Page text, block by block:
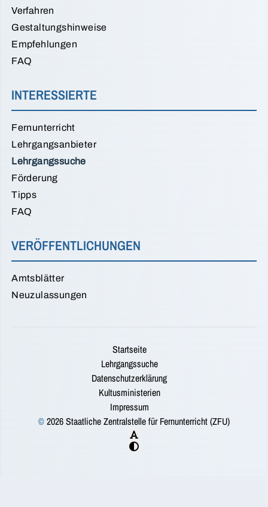
Verfahren
Gestaltungshinweise
Empfehlungen
FAQ
INTERESSIERTE
Fernunterricht
Lehrgangsanbieter
Lehrgangssuche
Förderung
Tipps
FAQ
VERÖFFENTLICHUNGEN
Amtsblätter
Neuzulassungen
Startseite
Lehrgangssuche
Datenschutzerklärung
Kultusministerien
Impressum
©2026 Staatliche Zentralstelle für Fernunterricht (ZFU)